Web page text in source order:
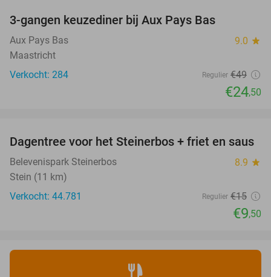
3-gangen keuzediner bij Aux Pays Bas
Aux Pays Bas 9.0 star
Maastricht
Verkocht: 284
Regulier €49
€24,50
37%
Dagentree voor het Steinerbos + friet en saus
Belevenispark Steinerbos 8.9 star
Stein (11 km)
Verkocht: 44.781
Regulier €15
€9,50